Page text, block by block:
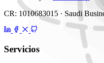
CR: 1010683015 · Saudi
Servicios